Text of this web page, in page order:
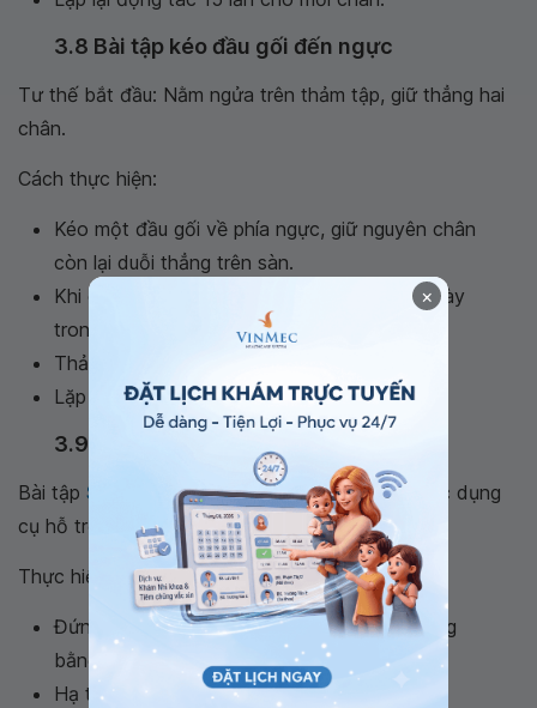
3.8 Bài tập kéo đầu gối đến ngực
Tư thế bắt đầu: Nằm ngửa trên thảm tập, giữ thẳng hai
chân.
Cách thực hiện:
Kéo một đầu gối về phía ngực, giữ nguyên chân
còn lại duỗi thẳng trên sàn.
Khi cảm thấy cơ lưng căng nhẹ, giữ tư thế này
trong 10 giây.
Thả lỏng và đổi bên.
Lặp lại: Thực hiện từ 5 - 10 lần cho mỗi bên.
3.9 Bài tập chữa đau khớp háng Squat
Bài tập Squat
này có thể sử dụng ghế hoặc các dụng
cụ hỗ trợ tạo điểm tựa vững chắc khác.
Thực hiện:
Đứng thẳng, hai tay vịn vào ghế để giữ thăng
bằng.
Hạ thấp cơ thể xuống tư thế ngồi xổm.
×